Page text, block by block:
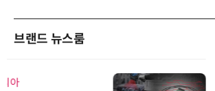
브랜드 뉴스룸
노보센스